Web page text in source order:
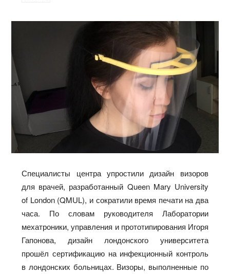
Специалисты центра упростили дизайн визоров
для врачей, разработанный Queen Mary University
of London (QMUL), и сократили время печати на два
часа. По словам руководителя Лаборатории
мехатроники, управления и прототипирования Игоря
Гапонова, дизайн лондонского университета
прошёл сертификацию на инфекционный контроль
в лондонских больницах. Визоры, выполненные по